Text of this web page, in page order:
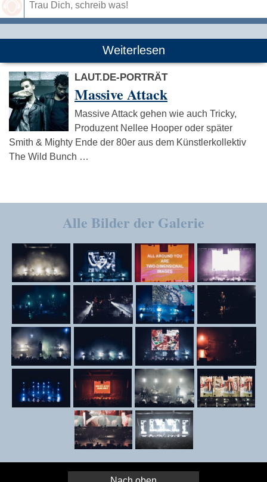
Weiterlesen
LAUT.DE-PORTRÄT
Massive Attack
Massive Attack gehen wie auch Tricky,
Produzent Nellee Hooper oder später
Smith & Mighty Ende der 80er aus dem Künstlerkollektiv
The Wild Bunch …
Alle Bilder der Galerie